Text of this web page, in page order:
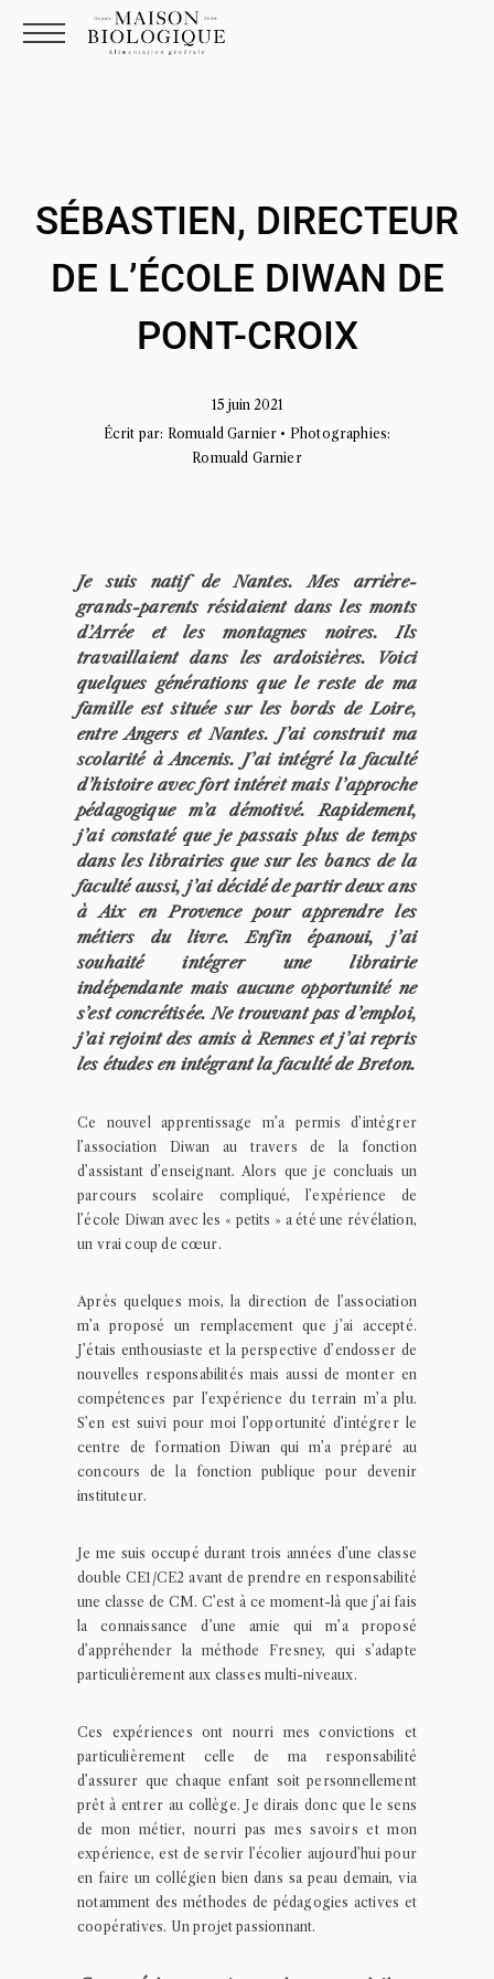
SÉBASTIEN, DIRECTEUR
DE L’ÉCOLE DIWAN DE
PONT-CROIX
15 juin 2021
Écrit par: Romuald Garnier • Photographies:
Romuald Garnier
Je suis natif de Nantes. Mes arrière-
grands-parents résidaient dans les monts
d’Arrée et les montagnes noires. Ils
travaillaient dans les ardoisières. Voici
quelques générations que le reste de ma
famille est située sur les bords de Loire,
entre Angers et Nantes. J’ai construit ma
scolarité à Ancenis. J’ai intégré la faculté
d’histoire avec fort intérêt mais l’approche
pédagogique m’a démotivé. Rapidement,
j’ai constaté que je passais plus de temps
dans les librairies que sur les bancs de la
faculté aussi, j’ai décidé de partir deux ans
à Aix en Provence pour apprendre les
métiers du livre. Enfin épanoui, j’ai
souhaité intégrer une librairie
indépendante mais aucune opportunité ne
s’est concrétisée. Ne trouvant pas d’emploi,
j’ai rejoint des amis à Rennes et j’ai repris
les études en intégrant la faculté de Breton.
Ce nouvel apprentissage m’a permis d’intégrer
l’association Diwan au travers de la fonction
d’assistant d’enseignant. Alors que je concluais un
parcours scolaire compliqué, l’expérience de
l’école Diwan avec les « petits » a été une révélation,
un vrai coup de cœur.
Après quelques mois, la direction de l’association
m’a proposé un remplacement que j’ai accepté.
J’étais enthousiaste et la perspective d’endosser de
nouvelles responsabilités mais aussi de monter en
compétences par l’expérience du terrain m’a plu.
S’en est suivi pour moi l’opportunité d’intégrer le
centre de formation Diwan qui m’a préparé au
concours de la fonction publique pour devenir
instituteur.
Je me suis occupé durant trois années d’une classe
double CE1/CE2 avant de prendre en responsabilité
une classe de CM. C’est à ce moment-là que j’ai fais
la connaissance d’une amie qui m’a proposé
d’appréhender la méthode Fresney, qui s’adapte
particulièrement aux classes multi-niveaux.
Ces expériences ont nourri mes convictions et
particulièrement celle de ma responsabilité
d’assurer que chaque enfant soit personnellement
prêt à entrer au collège. Je dirais donc que le sens
de mon métier, nourri pas mes savoirs et mon
expérience, est de servir l’écolier aujourd’hui pour
en faire un collégien bien dans sa peau demain, via
notamment des méthodes de pédagogies actives et
coopératives. Un projet passionnant.